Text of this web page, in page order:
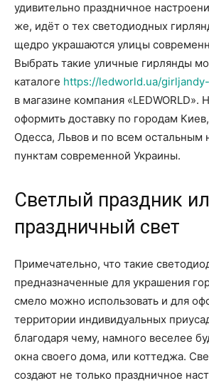
удивительно праздничное
же, идёт о тех светодиодных
щедро украшаются улицы
Выбрать такие уличные гирлянды
каталоге https://ledworld.ua/
в магазине компания «LEDWORLD».
оформить доставку по городам
Одесса, Львов и по всем остальным
пунктам современной Украины.
Светлый праздник
праздничный свет
Примечательно, что такие
предназначенные для украшения
смело можно использовать и для
территории индивидуальных
благодаря чему, намного веселее
окна своего дома, или коттеджа.
создают не только праздничное